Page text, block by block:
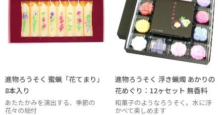
進物ろうそく 蜜蝋「花てまり」
8本入り
あたたかみを演出する、季節の
花々の絵付
進物ろうそく 浮き蝋燭 あかりの
花めぐり：12ヶセット 無香料
和菓子のようなろうそく。水に浮
かべて楽しめます